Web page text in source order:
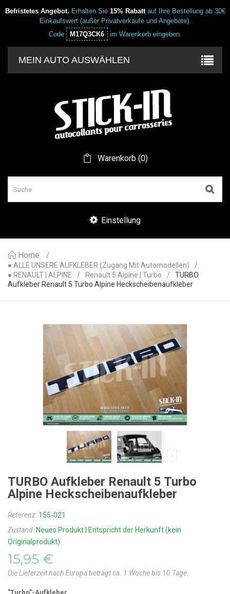
Befristetes Angebot. Erhalten Sie 15% Rabattauf Ihre Bestellung ab 30€
Einkaufswert (außer Privatverkäufe und Angebote).
Code
M17Q3CK6 im Warenkorb eingeben.
MEIN AUTO AUSWÄHLEN
Warenkorb(0)
Einstellung
Home
● ALLE UNSERE AUFKLEBER (Zugang Mit Automodellen)
● RENAULT | ALPINE
Renault 5 Alpine | Turbo
TURBO
Aufkleber Renault 5 Turbo Alpine Heckscheibenaufkleber
TURBO Aufkleber Renault 5 Turbo
Alpine Heckscheibenaufkleber
Referenz: 155-021
Zustand: Neues Produkt | Entspricht der Herkunft (kein
Originalprodukt)
15,95 €
Die Lieferzeit nach Europa beträgt ca. 1 Woche bis 10 Tage.
"Turbo"-Aufkleber